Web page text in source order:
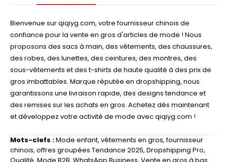
Bienvenue sur qiqiyg.com, votre fournisseur chinois de
confiance pour la vente en gros d'articles de mode ! Nous
proposons des sacs à main, des vêtements, des chaussures,
des robes, des lunettes, des ceintures, des montres, des
sous-vêtements et des t-shirts de haute qualité à des prix de
gros imbattables. Marque réputée en dropshipping, nous
garantissons une livraison rapide, des designs tendance et
des remises sur les achats en gros. Achetez dès maintenant
et développez votre activité de mode avec qiqiyg.com !
Mots-clefs :Mode enfant, vêtements en gros,fournisseur
chinois, offres groupées Tendance 2025, Dropshipping Pro,